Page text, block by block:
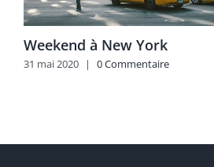
Weekend à New York
31 mai 2020 | 0 Commentaire